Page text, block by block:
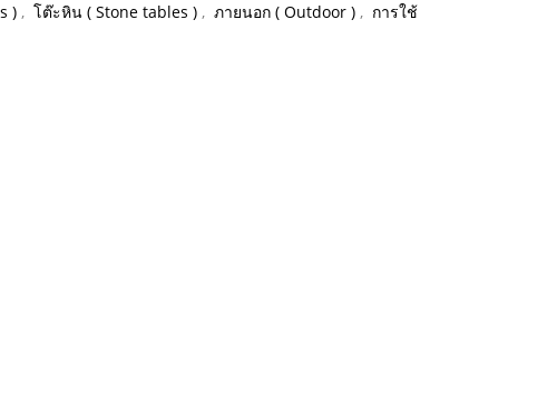
) , โต๊ะหิน ( Stone tables ) , ภายนอก ( Outdoor ) , การใช้